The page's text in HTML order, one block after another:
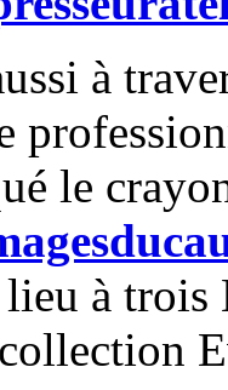
à
le
à trois